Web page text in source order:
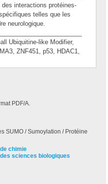
interactions protéines-
telles que les
neurologique.
Ubiquitine-like Modifier,
ZNF451, p53, HDAC1,
PDF/A.
SUMO / Sumoylation / Protéine
chimie
sciences biologiques